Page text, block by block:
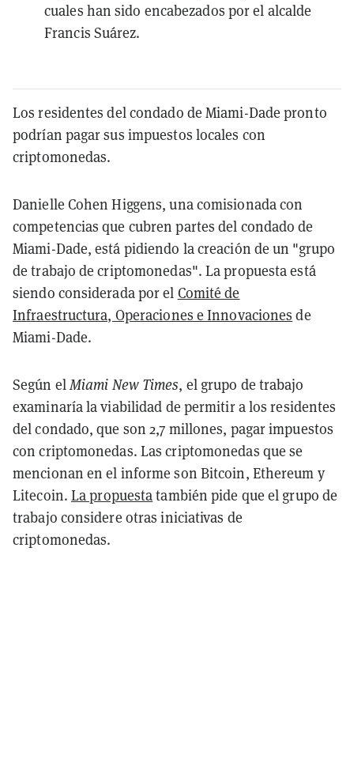
cuales han sido encabezados por el alcalde
Francis Suárez.
Los residentes del condado de Miami-Dade pronto
podrían pagar sus impuestos locales con
criptomonedas.
Danielle Cohen Higgens, una comisionada con
competencias que cubren partes del condado de
Miami-Dade, está pidiendo la creación de un "grupo
de trabajo de criptomonedas". La propuesta está
siendo considerada por el Comité de
Infraestructura, Operaciones e Innovaciones de
Miami-Dade.
Según elMiami New Times, el grupo de trabajo
examinaría la viabilidad de permitir a los residentes
del condado, que son 2,7 millones, pagar impuestos
con criptomonedas. Las criptomonedas que se
mencionan en el informe son Bitcoin, Ethereum y
Litecoin. La propuestatambién pide que el grupo de
trabajo considere otras iniciativas de
criptomonedas.